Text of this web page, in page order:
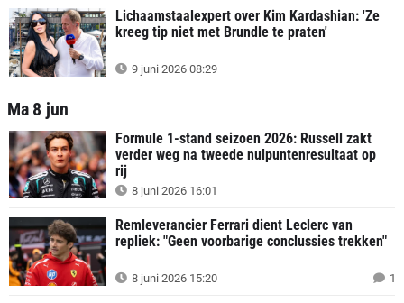
Lichaamstaalexpert over Kim Kardashian: 'Ze
kreeg tip niet met Brundle te praten'
9 juni 2026 08:29
Ma 8 jun
Formule 1-stand seizoen 2026: Russell zakt
verder weg na tweede nulpuntenresultaat op
rij
8 juni 2026 16:01
Remleverancier Ferrari dient Leclerc van
repliek: "Geen voorbarige conclussies trekken"
8 juni 2026 15:20 1